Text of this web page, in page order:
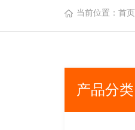
当前位置： 首页
产品分类